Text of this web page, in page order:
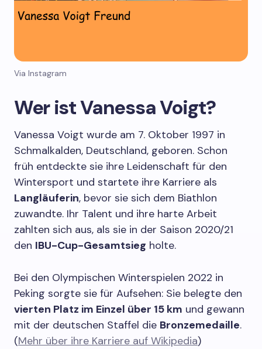
Via Instagram
Wer ist Vanessa Voigt?
Vanessa Voigt wurde am 7. Oktober 1997 in
Schmalkalden, Deutschland, geboren. Schon
früh entdeckte sie ihre Leidenschaft für den
Wintersport und startete ihre Karriere als
Langläuferin, bevor sie sich dem Biathlon
zuwandte. Ihr Talent und ihre harte Arbeit
zahlten sich aus, als sie in der Saison 2020/21
den IBU-Cup-Gesamtsieg holte.
Bei den Olympischen Winterspielen 2022 in
Peking sorgte sie für Aufsehen: Sie belegte den
vierten Platz im Einzel über 15 km und gewann
mit der deutschen Staffel die Bronzemedaille.
(Mehr über ihre Karriere auf Wikipedia)